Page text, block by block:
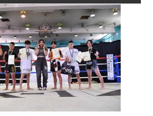
中文（繁體